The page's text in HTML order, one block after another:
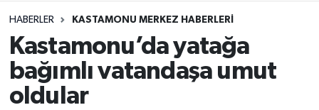
HABERLER KASTAMONU MERKEZ HABERLERI
Kastamonu’da yatağa
bağımlı vatandaşa umut
oldular
Araç Haberleri
Azdavay Haberleri